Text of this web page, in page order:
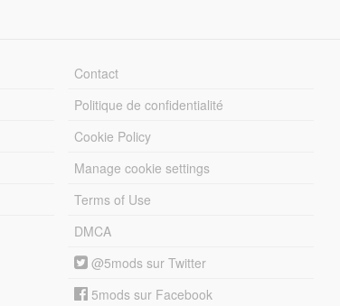
Contact
Politique de confidentialité
Cookie Policy
Manage cookie settings
Terms of Use
DMCA
@5mods sur Twitter
5mods sur Facebook